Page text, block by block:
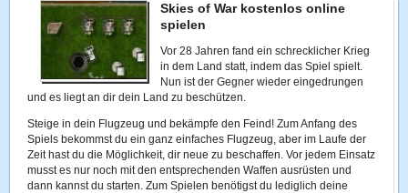
Skies of War kostenlos online
spielen
Vor 28 Jahren fand ein schrecklicher Krieg
in dem Land statt, indem das Spiel spielt.
Nun ist der Gegner wieder eingedrungen
und es liegt an dir dein Land zu beschützen.
Steige in dein Flugzeug und bekämpfe den Feind! Zum Anfang des
Spiels bekommst du ein ganz einfaches Flugzeug, aber im Laufe der
Zeit hast du die Möglichkeit, dir neue zu beschaffen. Vor jedem Einsatz
musst es nur noch mit den entsprechenden Waffen ausrüsten und
dann kannst du starten. Zum Spielen benötigst du lediglich deine